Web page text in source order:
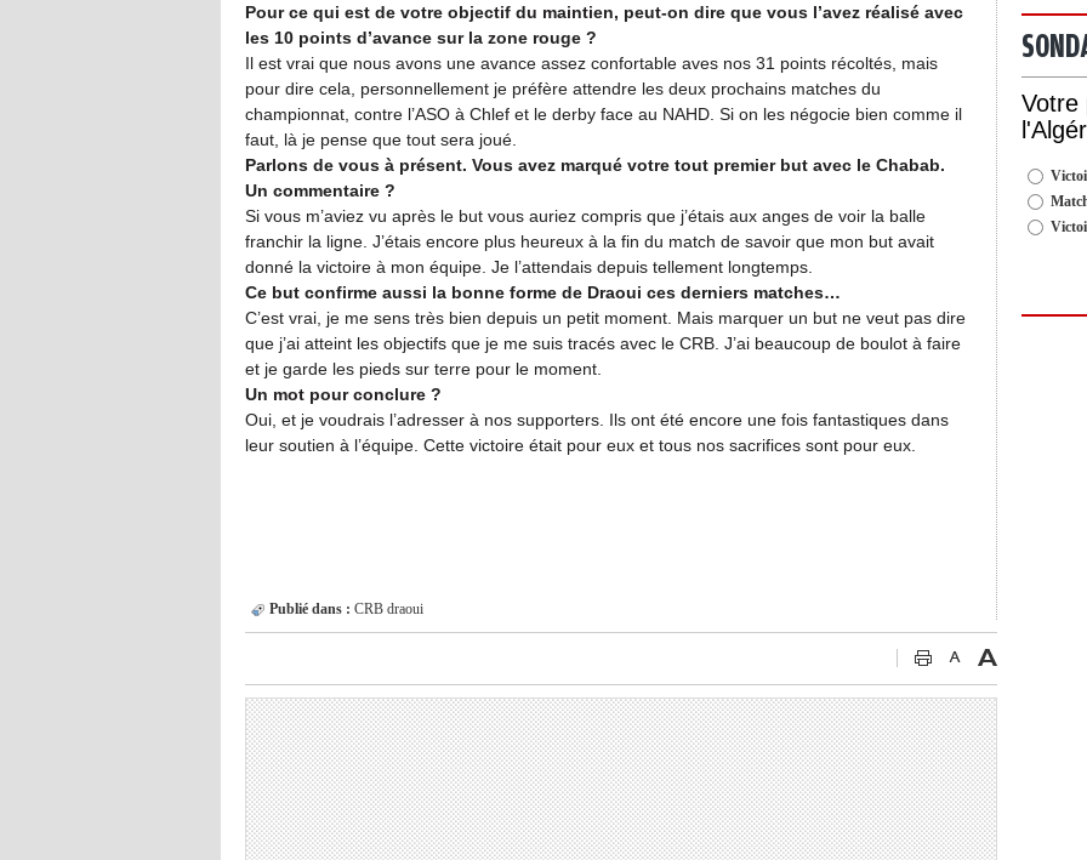
Pour ce qui est de votre objectif du maintien, peut-on dire que vous l’avez réalisé avec
les 10 points d’avance sur la zone rouge ?
Il est vrai que nous avons une avance assez confortable aves nos 31 points récoltés, mais
pour dire cela, personnellement je préfère attendre les deux prochains matches du
championnat, contre l’ASO à Chlef et le derby face au NAHD. Si on les négocie bien comme il
faut, là je pense que tout sera joué.
Parlons de vous à présent. Vous avez marqué votre tout premier but avec le Chabab.
Un commentaire ?
Si vous m’aviez vu après le but vous auriez compris que j’étais aux anges de voir la balle
franchir la ligne. J’étais encore plus heureux à la fin du match de savoir que mon but avait
donné la victoire à mon équipe. Je l’attendais depuis tellement longtemps.
Ce but confirme aussi la bonne forme de Draoui ces derniers matches…
C’est vrai, je me sens très bien depuis un petit moment. Mais marquer un but ne veut pas dire
que j’ai atteint les objectifs que je me suis tracés avec le CRB. J’ai beaucoup de boulot à faire
et je garde les pieds sur terre pour le moment.
Un mot pour conclure ?
Oui, et je voudrais l’adresser à nos supporters. Ils ont été encore une fois fantastiques dans
leur soutien à l’équipe. Cette victoire était pour eux et tous nos sacrifices sont pour eux.
Publié dans : CRB draoui
Votre